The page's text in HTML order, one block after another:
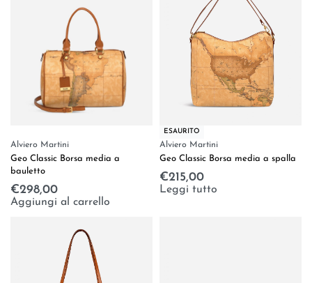
Alviero Martini
Geo Classic Borsa media a
bauletto
€298,00
Aggiungi al carrello
ESAURITO
Alviero Martini
Geo Classic Borsa media a spalla
€215,00
Leggi tutto